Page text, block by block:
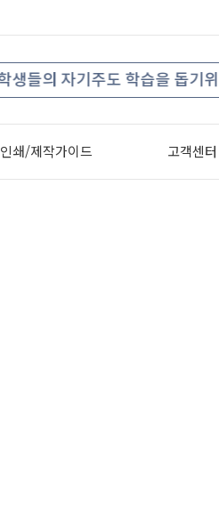
★ 선생님이 선택한 블로
인쇄/제작가이드 고객센터